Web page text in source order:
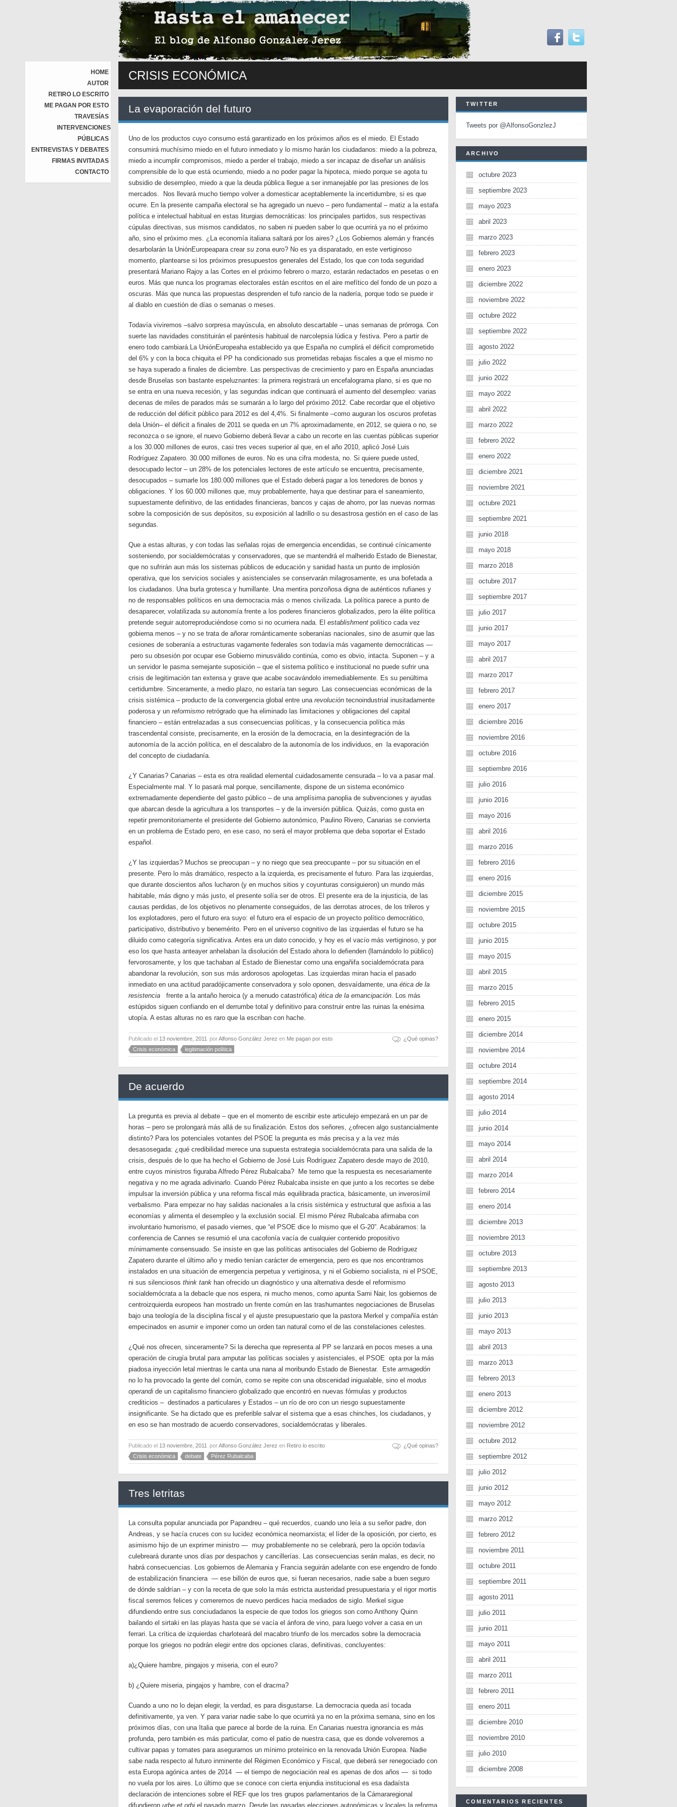
HOME
AUTOR
RETIRO LO ESCRITO
ME PAGAN POR ESTO
TRAVESÍAS
INTERVENCIONES
PÚBLICAS
ENTREVISTAS Y DEBATES
FIRMAS INVITADAS
CONTACTO
CRISIS ECONÓMICA
La evaporación del futuro
Uno de los productos cuyo consumo está garantizado en los próximos años es el miedo. El Estado
consumirá muchísimo miedo en el futuro inmediato y lo mismo harán los ciudadanos: miedo a la pobreza,
miedo a incumplir compromisos, miedo a perder el trabajo, miedo a ser incapaz de diseñar un análisis
comprensible de lo que está ocurriendo, miedo a no poder pagar la hipoteca, miedo porque se agota tu
subsidio de desempleo, miedo a que la deuda pública llegue a ser inmanejable por las presiones de los
mercados. Nos llevará mucho tiempo volver a domesticar aceptablemente la incertidumbre, si es que
ocurre. En la presente campaña electoral se ha agregado un nuevo – pero fundamental – matiz a la estafa
política e intelectual habitual en estas liturgias democráticas: los principales partidos, sus respectivas
cúpulas directivas, sus mismos candidatos, no saben ni pueden saber lo que ocurrirá ya no el próximo
año, sino el próximo mes. ¿La economía italiana saltará por los aires? ¿Los Gobiernos alemán y francés
desarbolarán la UniónEuropeapara crear su zona euro? No es ya disparatado, en este vertiginoso
momento, plantearse si los próximos presupuestos generales del Estado, los que con toda seguridad
presentará Mariano Rajoy a las Cortes en el próximo febrero o marzo, estarán redactados en pesetas o en
euros. Más que nunca los programas electorales están escritos en el aire mefítico del fondo de un pozo a
oscuras. Más que nunca las propuestas desprenden el tufo rancio de la nadería, porque todo se puede ir
al diablo en cuestión de días o semanas o meses.
Todavía viviremos –salvo sorpresa mayúscula, en absoluto descartable – unas semanas de prórroga. Con
suerte las navidades constituirán el paréntesis habitual de narcolepsia lúdica y festiva. Pero a partir de
enero todo cambiará.La UniónEuropeaha establecido ya que España no cumplirá el déficit comprometido
del 6% y con la boca chiquita el PP ha condicionado sus prometidas rebajas fiscales a que el mismo no
se haya superado a finales de diciembre. Las perspectivas de crecimiento y paro en España anunciadas
desde Bruselas son bastante espeluznantes: la primera registrará un encefalograma plano, si es que no
se entra en una nueva recesión, y las segundas indican que continuará el aumento del desempleo: varias
decenas de miles de parados más se sumarán a lo largo del próximo 2012. Cabe recordar que el objetivo
de reducción del déficit público para 2012 es del 4,4%. Si finalmente –como auguran los oscuros profetas
dela Unión– el déficit a finales de 2011 se queda en un 7% aproximadamente, en 2012, se quiera o no, se
reconozca o se ignore, el nuevo Gobierno deberá llevar a cabo un recorte en las cuentas públicas superior
a los 30.000 millones de euros, casi tres veces superior al que, en el año 2010, aplicó José Luis
Rodríguez Zapatero. 30.000 millones de euros. No es una cifra modesta, no. Si quiere puede usted,
desocupado lector – un 28% de los potenciales lectores de este artículo se encuentra, precisamente,
desocupados – sumarle los 180.000 millones que el Estado deberá pagar a los tenedores de bonos y
obligaciones. Y los 60.000 millones que, muy probablemente, haya que destinar para el saneamiento,
supuestamente definitivo, de las entidades financieras, bancos y cajas de ahorro, por las nuevas normas
sobre la composición de sus depósitos, su exposición al ladrillo o su desastrosa gestión en el caso de las
segundas.
Que a estas alturas, y con todas las señalas rojas de emergencia encendidas, se continué cínicamente
sosteniendo, por socialdemócratas y conservadores, que se mantendrá el malherido Estado de Bienestar,
que no sufrirán aun más los sistemas públicos de educación y sanidad hasta un punto de implosión
operativa, que los servicios sociales y asistenciales se conservarán milagrosamente, es una bofetada a
los ciudadanos. Una burla grotesca y humillante. Una mentira ponzoñosa digna de auténticos rufianes y
no de responsables políticos en una democracia más o menos civilizada. La política parece a punto de
desaparecer, volatilizada su autonomía frente a los poderes financieros globalizados, pero la élite política
pretende seguir autorreproduciéndose como si no ocurriera nada. El establishment político cada vez
gobierna menos – y no se trata de añorar románticamente soberanías nacionales, sino de asumir que las
cesiones de soberanía a estructuras vagamente federales son todavía más vagamente democráticas —
pero su obsesión por ocupar ese Gobierno minusválido continúa, como es obvio, intacta. Suponen – y a
un servidor le pasma semejante suposición – que el sistema político e institucional no puede sufrir una
crisis de legitimación tan extensa y grave que acabe socavándolo irremediablemente. Es su penúltima
certidumbre. Sinceramente, a medio plazo, no estaría tan seguro. Las consecuencias económicas de la
crisis sistémica – producto de la convergencia global entre una revolución tecnoindustrial inusitadamente
poderosa y un reformismo retrógrado que ha eliminado las limitaciones y obligaciones del capital
financiero – están entrelazadas a sus consecuencias políticas, y la consecuencia política más
trascendental consiste, precisamente, en la erosión de la democracia, en la desintegración de la
autonomía de la acción política, en el descalabro de la autonomía de los individuos, en la evaporación
del concepto de ciudadanía.
¿Y Canarias? Canarias – esta es otra realidad elemental cuidadosamente censurada – lo va a pasar mal.
Especialmente mal. Y lo pasará mal porque, sencillamente, dispone de un sistema económico
extremadamente dependiente del gasto público – de una amplísima panoplia de subvenciones y ayudas
que abarcan desde la agricultura a los transportes – y de la inversión pública. Quizás, como gusta en
repetir premonitoriamente el presidente del Gobierno autonómico, Paulino Rivero, Canarias se convierta
en un problema de Estado pero, en ese caso, no será el mayor problema que deba soportar el Estado
español.
¿Y las izquierdas? Muchos se preocupan – y no niego que sea preocupante – por su situación en el
presente. Pero lo más dramático, respecto a la izquierda, es precisamente el futuro. Para las izquierdas,
que durante doscientos años lucharon (y en muchos sitios y coyunturas consiguieron) un mundo más
habitable, más digno y más justo, el presente solía ser de otros. El presente era de la injusticia, de las
causas perdidas, de los objetivos no plenamente conseguidos, de las derrotas atroces, de los trileros y
los explotadores, pero el futuro era suyo: el futuro era el espacio de un proyecto político democrático,
participativo, distributivo y benemérito. Pero en el universo cognitivo de las izquierdas el futuro se ha
diluido como categoría significativa. Antes era un dato conocido, y hoy es el vacío más vertiginoso, y por
eso los que hasta anteayer anhelaban la disolución del Estado ahora lo defienden (llamándolo lo público)
fervorosamente, y los que tachaban al Estado de Bienestar como una engañifa socialdemócrata para
abandonar la revolución, son sus más ardorosos apologetas. Las izquierdas miran hacia el pasado
inmediato en una actitud paradójicamente conservadora y solo oponen, desvaídamente, una ética de la
resistencia frente a la antaño heroica (y a menudo catastrófica) ética de la emancipación. Los más
estúpidos siguen confiando en el derrumbe total y definitivo para construir entre las ruinas la enésima
utopía. A estas alturas no es raro que la escriban con hache.
Publicado el 13 noviembre, 2011 porAlfonso González Jerez en Me pagan por esto
¿Qué opinas?
Crisis económica
legitimación política
De acuerdo
La pregunta es previa al debate – que en el momento de escribir este articulejo empezará en un par de
horas – pero se prolongará más allá de su finalización. Estos dos señores, ¿ofrecen algo sustancialmente
distinto? Para los potenciales votantes del PSOE la pregunta es más precisa y a la vez más
desasosegada: ¿qué credibilidad merece una supuesta estrategia socialdemócrata para una salida de la
crisis, después de lo que ha hecho el Gobierno de José Luis Rodríguez Zapatero desde mayo de 2010,
entre cuyos ministros figuraba Alfredo Pérez Rubalcaba? Me temo que la respuesta es necesariamente
negativa y no me agrada adivinarlo. Cuando Pérez Rubalcaba insiste en que junto a los recortes se debe
impulsar la inversión pública y una reforma fiscal más equilibrada practica, básicamente, un inverosímil
verbalismo. Para empezar no hay salidas nacionales a la crisis sistémica y estructural que asfixia a las
economías y alimenta el desempleo y la exclusión social. El mismo Pérez Rubalcaba afirmaba con
involuntario humorismo, el pasado viernes, que “el PSOE dice lo mismo que el G-20”. Acabáramos: la
conferencia de Cannes se resumió el una cacofonía vacía de cualquier contenido propositivo
mínimamente consensuado. Se insiste en que las políticas antisociales del Gobierno de Rodríguez
Zapatero durante el último año y medio tenían carácter de emergencia, pero es que nos encontramos
instalados en una situación de emergencia perpetua y vertiginosa, y ni el Gobierno socialista, ni el PSOE,
ni sus silenciosos think tank han ofrecido un diagnóstico y una alternativa desde el reformismo
socialdemócrata a la debacle que nos espera, ni mucho menos, como apunta Sami Nair, los gobiernos de
centroizquierda europeos han mostrado un frente común en las trashumantes negociaciones de Bruselas
bajo una teología de la disciplina fiscal y el ajuste presupuestario que la pastora Merkel y compañía están
empecinados en asumir e imponer como un orden tan natural como el de las constelaciones celestes.
¿Qué nos ofrecen, sinceramente? Si la derecha que representa al PP se lanzará en pocos meses a una
operación de cirugía brutal para amputar las políticas sociales y asistenciales, el PSOE opta por la más
piadosa inyección letal mientras le canta una nana al moribundo Estado de Bienestar. Este armagedón
no lo ha provocado la gente del común, como se repite con una obscenidad inigualable, sino el modus
operandi de un capitalismo financiero globalizado que encontró en nuevas fórmulas y productos
crediticios – destinados a particulares y Estados – un río de oro con un riesgo supuestamente
insignificante. Se ha dictado que es preferible salvar el sistema que a esas chinches, los ciudadanos, y
en eso se han mostrado de acuerdo conservadores, socialdemócratas y liberales.
Publicado el 13 noviembre, 2011 porAlfonso González Jerez en Retiro lo escrito
¿Qué opinas?
Crisis económica
debate Pérez Rubalcaba
Tres letritas
La consulta popular anunciada por Papandreu – qué recuerdos, cuando uno leía a su señor padre, don
Andreas, y se hacía cruces con su lucidez económica neomarxista; el líder de la oposición, por cierto, es
asimismo hijo de un exprimer ministro — muy probablemente no se celebrará, pero la opción todavía
culebreará durante unos días por despachos y cancillerías. Las consecuencias serán malas, es decir, no
habrá consecuencias. Los gobiernos de Alemania y Francia seguirán adelante con ese engendro de fondo
de estabilización financiera — ese billón de euros que, si fueran necesarios, nadie sabe a buen seguro
de dónde saldrían – y con la receta de que solo la más estricta austeridad presupuestaria y el rigor mortis
fiscal seremos felices y comeremos de nuevo perdices hacia mediados de siglo. Merkel sigue
difundiendo entre sus conciudadanos la especie de que todos los griegos son como Anthony Quinn
bailando el sirtaki en las playas hasta que se vacía el ánfora de vino, para luego volver a casa en un
ferrari. La crítica de izquierdas charloteará del macabro triunfo de los mercados sobre la democracia
porque los griegos no podrán elegir entre dos opciones claras, definitivas, concluyentes:
a)¿Quiere hambre, pingajos y miseria, con el euro?
b) ¿Quiere miseria, pingajos y hambre, con el dracma?
Cuando a uno no lo dejan elegir, la verdad, es para disgustarse. La democracia queda así tocada
definitivamente, ya ven. Y para variar nadie sabe lo que ocurrirá ya no en la próxima semana, sino en los
próximos días, con una Italia que parece al borde de la ruina. En Canarias nuestra ignorancia es más
profunda, pero también es más particular, como el patio de nuestra casa, que es donde volveremos a
cultivar papas y tomates para asegurarnos un mínimo proteínico en la renovada Unión Europea. Nadie
sabe nada respecto al futuro inminente del Régimen Económico y Fiscal, que deberá ser renegociado con
esta Europa agónica antes de 2014 — el tiempo de negociación real es apenas de dos años — si todo
no vuela por los aires. Lo último que se conoce con cierta enjundia institucional es esa dadaísta
declaración de intenciones sobre el REF que los tres grupos parlamentarios de la Cámararegional
difundieron urbe et orbi el pasado marzo. Desde las pasadas elecciones autonómicas y locales la reforma
TWITTER
Tweets por @AlfonsoGonzlezJ
ARCHIVO
octubre 2023
septiembre 2023
mayo 2023
abril 2023
marzo 2023
febrero 2023
enero 2023
diciembre 2022
noviembre 2022
octubre 2022
septiembre 2022
agosto 2022
julio 2022
junio 2022
mayo 2022
abril 2022
marzo 2022
febrero 2022
enero 2022
diciembre 2021
noviembre 2021
octubre 2021
septiembre 2021
junio 2018
mayo 2018
marzo 2018
octubre 2017
septiembre 2017
julio 2017
junio 2017
mayo 2017
abril 2017
marzo 2017
febrero 2017
enero 2017
diciembre 2016
noviembre 2016
octubre 2016
septiembre 2016
julio 2016
junio 2016
mayo 2016
abril 2016
marzo 2016
febrero 2016
enero 2016
diciembre 2015
noviembre 2015
octubre 2015
junio 2015
mayo 2015
abril 2015
marzo 2015
febrero 2015
enero 2015
diciembre 2014
noviembre 2014
octubre 2014
septiembre 2014
agosto 2014
julio 2014
junio 2014
mayo 2014
abril 2014
marzo 2014
febrero 2014
enero 2014
diciembre 2013
noviembre 2013
octubre 2013
septiembre 2013
agosto 2013
julio 2013
junio 2013
mayo 2013
abril 2013
marzo 2013
febrero 2013
enero 2013
diciembre 2012
noviembre 2012
octubre 2012
septiembre 2012
julio 2012
junio 2012
mayo 2012
marzo 2012
febrero 2012
noviembre 2011
octubre 2011
septiembre 2011
agosto 2011
julio 2011
junio 2011
mayo 2011
abril 2011
marzo 2011
febrero 2011
enero 2011
diciembre 2010
noviembre 2010
julio 2010
diciembre 2008
COMENTARIOS RECIENTES